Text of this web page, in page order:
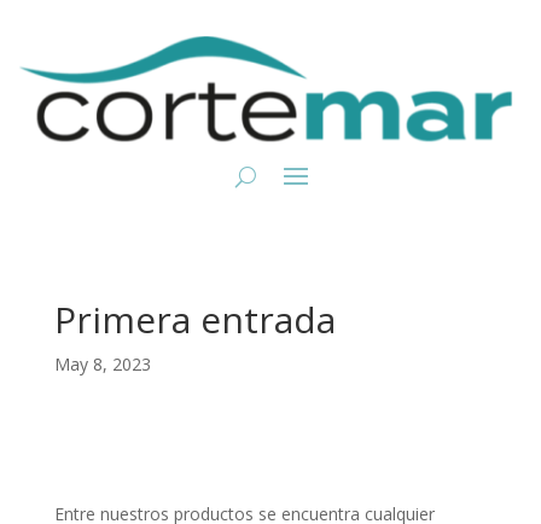
Primera entrada
May 8, 2023
Entre nuestros productos se encuentra cualquier